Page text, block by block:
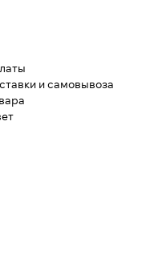
и самовывоза